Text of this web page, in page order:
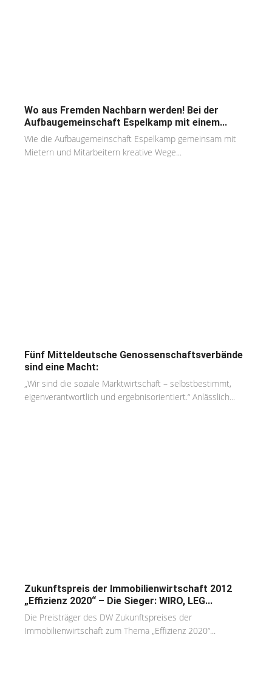
Wo aus Fremden Nachbarn werden! Bei der
Aufbaugemeinschaft Espelkamp mit einem...
Wie die Aufbaugemeinschaft Espelkamp gemeinsam mit
Mietern und Mitarbeitern kreative Wege...
Fünf Mitteldeutsche Genossenschaftsverbände
sind eine Macht:
„Wir sind die soziale Marktwirtschaft – selbstbestimmt,
eigenverantwortlich und ergebnisorientiert.“ Anlässlich...
Zukunftspreis der Immobilienwirtschaft 2012
„Effizienz 2020“ – Die Sieger: WIRO, LEG...
Die Preisträger des DW Zukunftspreises der
Immobilienwirtschaft zum Thema „Effizienz 2020“...